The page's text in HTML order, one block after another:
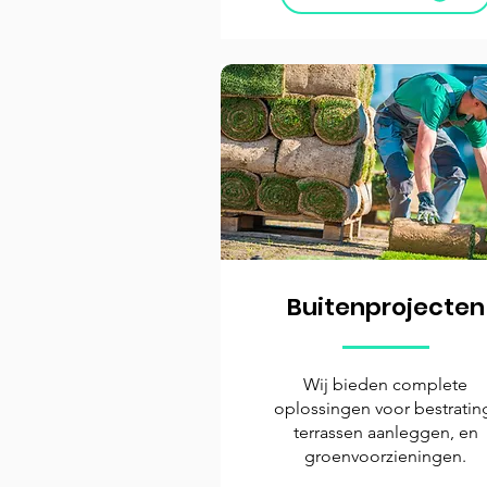
Buitenprojecten
Wij bieden complete
oplossingen voor
terrassen aanleggen, en
groenvoorzieningen.